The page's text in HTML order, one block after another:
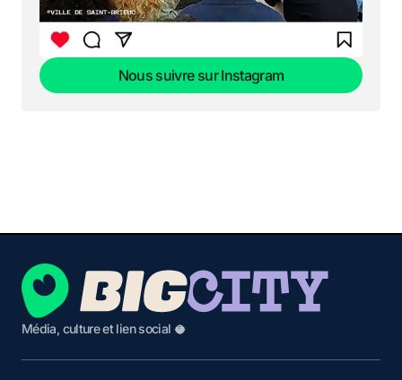
Nous suivre sur Instagram
Média, culture et lien social 🥥